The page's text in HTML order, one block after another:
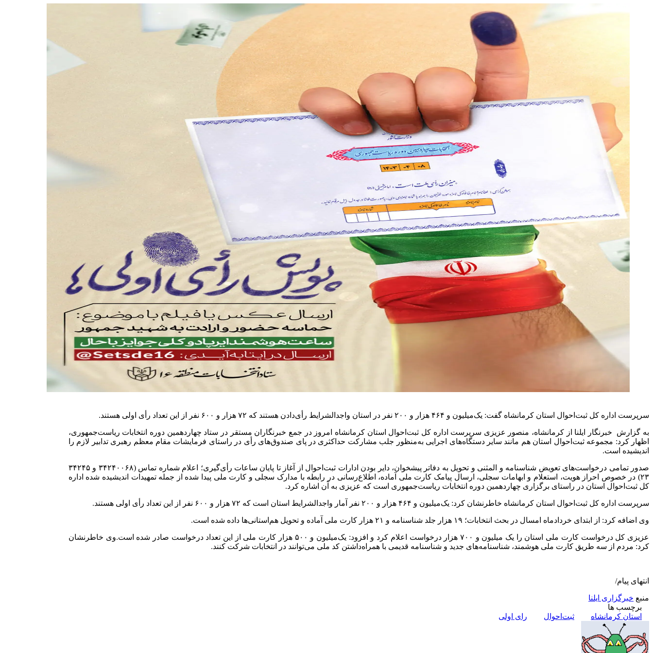
سرپرست اداره کل ثبت‌احوال استان کرمانشاه گفت: یک‌میلیون و ۴۶۴ هزار و ۲۰۰ نفر در استان واجدالشرایط رأی‌دادن هستند که ۷۲ هزار و ۶۰۰ نفر از این تعداد رأی اولی هستند.
به گزارش خبرنگار ایلنا از کرمانشاه، منصور عزیزی سرپرست اداره کل ثبت‌احوال استان کرمانشاه امروز در جمع خبرنگاران مستقر در ستاد چهاردهمین دوره انتخابات ریاست‌جمهوری،
اظهار کرد: مجموعه ثبت‌احوال استان هم مانند سایر دستگاه‌های اجرایی به‌منظور جلب مشارکت حداکثری در پای صندوق‌های رأی در راستای فرمایشات مقام معظم رهبری تدابیر لازم را
اندیشیده است.
صدور تمامی درخواست‌های تعویض شناسنامه و المثنی و تحویل به دفاتر پیشخوان، دایر بودن ادارات ثبت‌احوال از آغاز تا پایان ساعات رأی‌گیری؛ اعلام شماره تماس (۳۴۲۴۰۰۶۸ و ۳۴۲۴۵
۲۳) در خصوص احراز هویت، استعلام و ابهامات سجلی، ارسال پیامک کارت ملی آماده، اطلاع‌رسانی در رابطه‌ با مدارک سجلی و کارت ملی پیدا شده از جمله تمهیدات اندیشیده شده اداره
کل ثبت‌احوال استان در راستای برگزاری چهاردهمین دوره انتخابات ریاست‌جمهوری است که عزیزی به آن اشاره کرد.
سرپرست اداره کل ثبت‌احوال استان کرمانشاه خاطرنشان کرد: یک‌میلیون و ۴۶۴ هزار و ۲۰۰ نفر آمار واجدالشرایط استان است که ۷۲ هزار و ۶۰۰ نفر از این تعداد رأی اولی هستند.
وی اضافه کرد: از ابتدای خردادماه امسال در بحث انتخابات؛ ۱۹ هزار جلد شناسنامه و ۲۱ هزار کارت ملی آماده و تحویل هم‌استانی‌ها داده شده است.
عزیزی کل درخواست کارت ملی استان را یک میلیون و ۷۰۰ هزار درخواست اعلام کرد و افزود: یک‌میلیون و ۵۰۰ هزار کارت ملی از این تعداد درخواست صادر شده است.وی خاطرنشان
کرد: مردم از سه طریق کارت ملی هوشمند، شناسنامه‌های جدید و شناسنامه قدیمی با همراه‌داشتن کد ملی می‌توانند در انتخابات شرکت کنند.
انتهای پیام/
منبع خبرگزاری ایلنا
برچسب ها
استان کرمانشاه
ثبت‌احوال رای اولی